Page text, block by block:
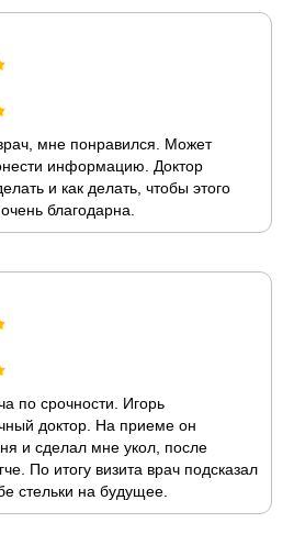
мне понравился. Может
информацию. Доктор
и как делать, чтобы этого
благодарна.
по срочности. Игорь
доктор. На приеме он
и сделал мне укол, после
По итогу визита врач подсказал
стельки на будущее.